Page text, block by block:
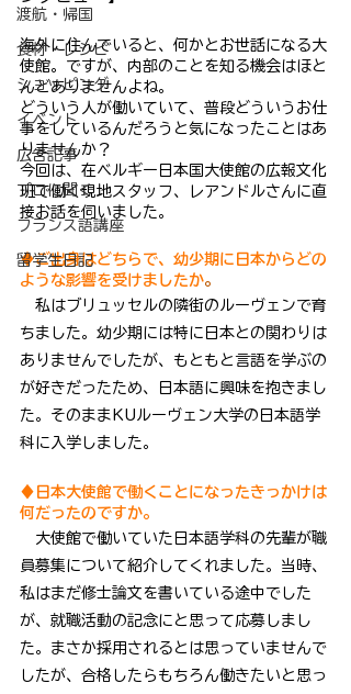
渡航・帰国
食材・レシピ
ショッピング
イベント
広告記事
プロに聞く
フランス語講座
留学生日記
海外に住んでいると、何かとお世話になる大
使館。ですが、内部のことを知る機会はほと
んどありませんよね。
どういう人が働いていて、普段どういうお仕
事をしているんだろうと気になったことはあ
りませんか？
今回は、在ベルギー日本国大使館の広報文化
班で働く現地スタッフ、レアンドルさんに直
接お話を伺いました。
♦ご出身はどちらで、幼少期に日本からどの
ような影響を受けましたか。
私はブリュッセルの隣街のルーヴェンで育
ちました。幼少期には特に日本との関わりは
ありませんでしたが、もともと言語を学ぶの
が好きだったため、日本語に興味を抱きまし
た。そのままKUルーヴェン大学の日本語学
科に入学しました。
♦日本大使館で働くことになったきっかけは
何だったのですか。
大使館で働いていた日本語学科の先輩が職
員募集について紹介してくれました。当時、
私はまだ修士論文を書いている途中でした
が、就職活動の記念にと思って応募しまし
た。まさか採用されるとは思っていませんで
したが、合格したらもちろん働きたいと思っ